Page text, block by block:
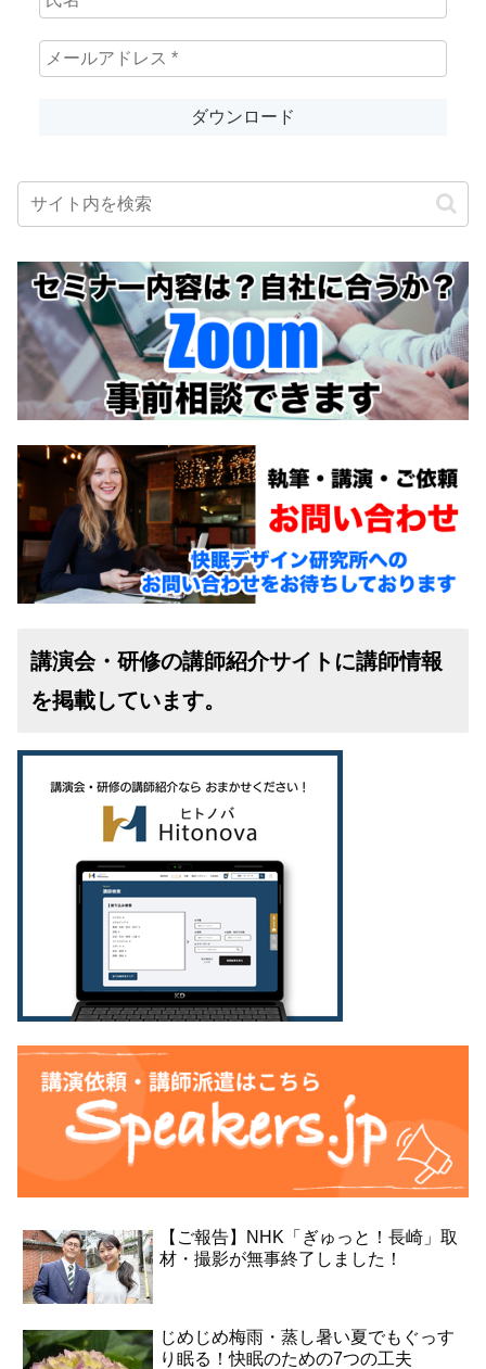
講演会・研修の講師紹介サイトに講師情報
を掲載しています。
【ご報告】NHK「ぎゅっと！長崎」取
材・撮影が無事終了しました！
じめじめ梅雨・蒸し暑い夏でもぐっす
り眠る！快眠のための7つの工夫